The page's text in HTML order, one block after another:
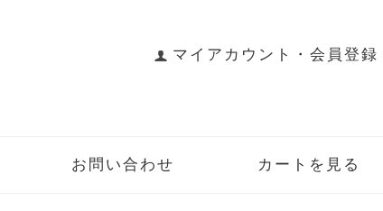
マイアカウント・会員登録
お問い合わせ カートを見る